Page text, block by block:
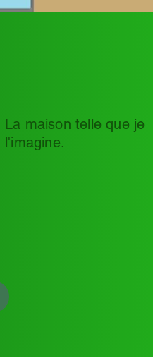
La maison telle que je
l'imagine.